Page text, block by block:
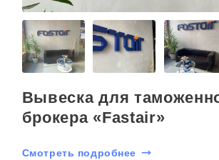
Вывеска для
брокера «Fastair»
Смотреть подробнее